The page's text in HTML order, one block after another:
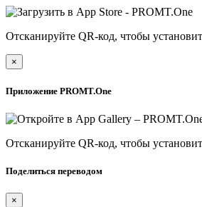
Отсканируйте QR-код, чтобы
×
Приложение PROMT.One
Отсканируйте QR-код, чтобы
Поделиться переводом
×